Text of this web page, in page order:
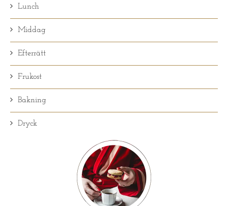
Lunch
Middag
Efterrätt
Frukost
Bakning
Dryck